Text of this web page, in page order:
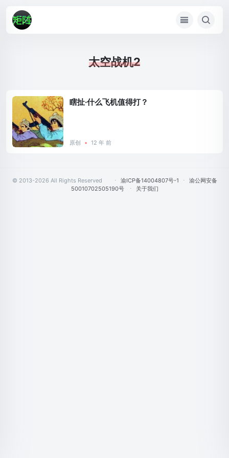
太空战机2
瞎扯·什么飞机值得打？
原创 • 12 年 前
© 2013-2026 All Rights Reserved ⋅ 渝ICP备14004807号-1 ⋅
渝公网安备
50010702505190号
⋅ 关于我们